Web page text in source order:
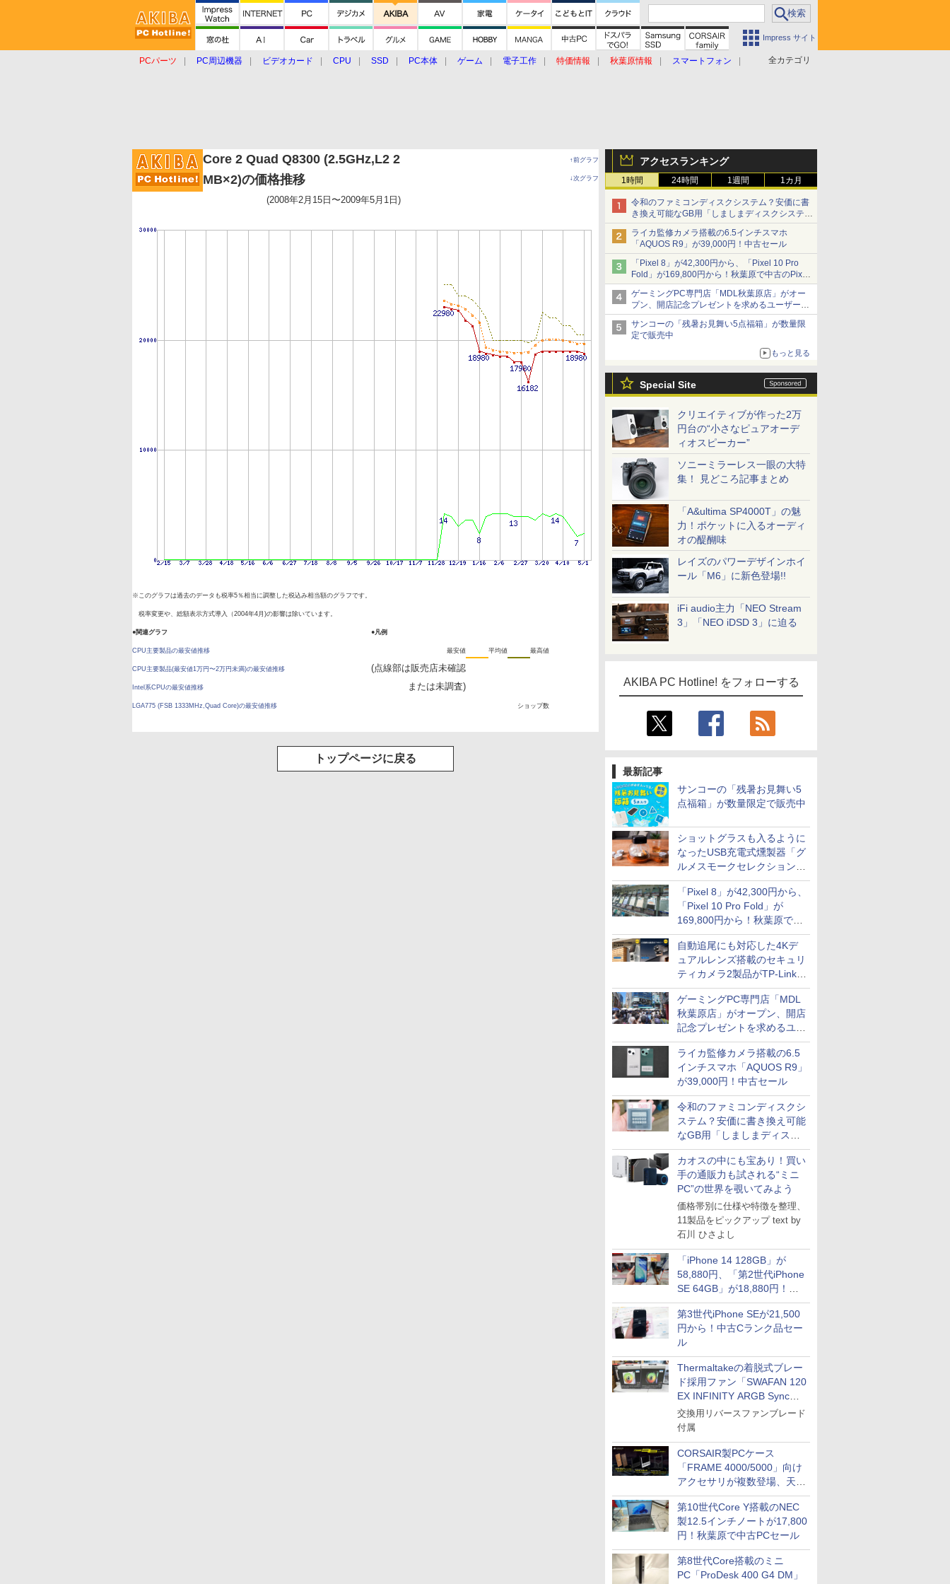
Impress サイト
全カテゴリ
PCパーツ PC周辺機器 ビデオカード CPU SSD PC本体 ゲーム 電子工作 特価情報 秋葉原情報
スマートフォン
アクセスランキング
1時間 24時間 1週間 1カ月
令和のファミコンディスクシステム？安価に書
き換え可能なGB用「しましまディスクシステ
ム」
ライカ監修カメラ搭載の6.5インチスマホ
「AQUOS R9」が39,000円！中古セール
「Pixel 8」が42,300円から、「Pixel 10 Pro
Fold」が169,800円から！秋葉原で中古のPixel
シリーズがお買い得
ゲーミングPC専門店「MDL秋葉原店」がオー
プン、開店記念プレゼントを求めるユーザーが
押し寄せ長蛇の列に
サンコーの「残暑お見舞い5点福箱」が数量限
定で販売中
もっと見る
Special Site
クリエイティブが作った2万
円台の“小さなピュアオーデ
ィオスピーカー”
ソニーミラーレス一眼の大特
集！ 見どころ記事まとめ
「A&ultima SP4000T」の魅
力！ポケットに入るオーディ
オの醍醐味
レイズのパワーデザインホイ
ール「M6」に新色登場!!
iFi audio主力「NEO Stream
3」「NEO iDSD 3」に迫る
AKIBA PC Hotline! をフォローする
最新記事
サンコーの「残暑お見舞い5
点福箱」が数量限定で販売中
ショットグラスも入るように
なったUSB充電式燻製器「グ
ルメスモークセレクション
2」がサンコーから
「Pixel 8」が42,300円から、
「Pixel 10 Pro Fold」が
169,800円から！秋葉原で中
古のPixelシリーズがお買い得
自動追尾にも対応した4Kデ
ュアルレンズ搭載のセキュリ
ティカメラ2製品がTP-Linkか
ら
ゲーミングPC専門店「MDL
秋葉原店」がオープン、開店
記念プレゼントを求めるユー
ザーが押し寄せ長蛇の列に
ライカ監修カメラ搭載の6.5
インチスマホ「AQUOS R9」
が39,000円！中古セール
令和のファミコンディスクシ
ステム？安価に書き換え可能
なGB用「しましまディスク
システム」
カオスの中にも宝あり！買い
手の通販力も試される“ミニ
PC”の世界を覗いてみよう
価格帯別に仕様や特徴を整理、
11製品をピックアップ text by
石川 ひさよし
「iPhone 14 128GB」が
58,880円、「第2世代iPhone
SE 64GB」が18,880円！中
古Bランク品セール
第3世代iPhone SEが21,500
円から！中古Cランク品セー
ル
Thermaltakeの着脱式ブレー
ド採用ファン「SWAFAN 120
EX INFINITY ARGB Sync」
に単品パッケージ
交換用リバースファンブレード
付属
CORSAIR製PCケース
「FRAME 4000/5000」向け
アクセサリが複数登場、天然
木製パネルや背面コネクタ対
応トレイなど
第10世代Core Y搭載のNEC
製12.5インチノートが17,800
円！秋葉原で中古PCセール
第8世代Core搭載のミニ
PC「ProDesk 400 G4 DM」
Core 2 Quad Q8300 (2.5GHz,L2 2
MB×2)の価格推移
↑前グラフ
↓次グラフ
(2008年2月15日〜2009年5月1日)
※このグラフは過去のデータも税率5％相当に調整した税込み相当額のグラフです。
税率変更や、総額表示方式導入（2004年4月)の影響は除いています。
●関連グラフ
CPU主要製品の最安値推移
CPU主要製品(最安値1万円〜2万円未満)の最安値推移
Intel系CPUの最安値推移
LGA775 (FSB 1333MHz,Quad Core)の最安値推移
●凡例
最安値
(点線部は販売店未確認
または未調査)
平均値 最高値
ショップ数
トップページに戻る